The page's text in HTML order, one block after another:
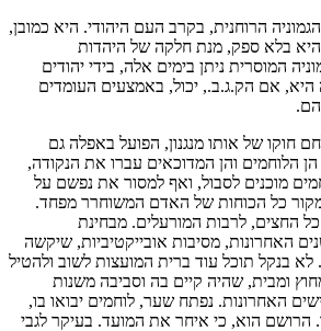
הרוחנית, בקרב העם היהודי. היא כמובן,
בלא ספק, מנת חלקה של היהדות
המוסרית ניתן בימים אלה, בידי יהודים
אם הק.ג.ב., יכול, באמצעים העומדים
חוקו של אותו מנגנון, הפועל באפלה גם
הלוחמים והן המדוכאים עברו את הנקודה,
מוכנים לסבול, ואף למסור את נפשם על
מקור כל הכוחות של האדם המשוחרר מפחד.
החצים, לרבות המורעלים. מבחינת
האחרונות, מסיבות אובייקטיביות, שיקשה
לא בנקל תוכל עוד ברית המועצות לשוב ולהטיל
ומבית, שהיה קיים בה וסביבה משנות
האחרונות. נפתח שער, לוחמים יבואו בו,
הרושם הוא, כי איחר את המועד. בעיקר לגבי